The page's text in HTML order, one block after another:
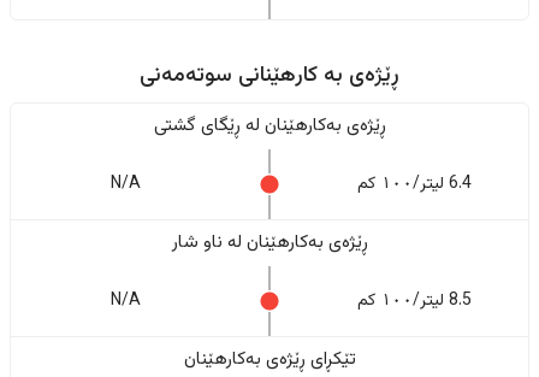
ڕێژەى به کارهێنانی سوتەمەنی
ڕێژەى بەکارهێنان له ڕێگای گشتی
6.4 لیتر/١٠٠ کم N/A
ڕێژەى بەکارهێنان له ناو شار
8.5 لیتر/١٠٠ کم N/A
تێکڕای ڕێژەى بەکارهێنان